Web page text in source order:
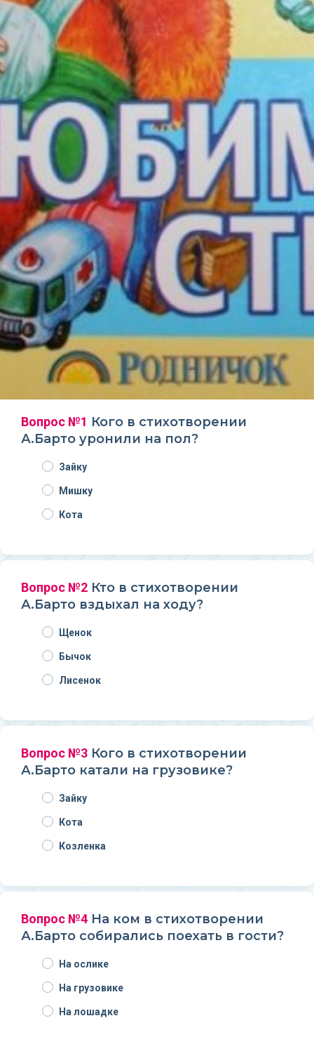
Вопрос №1 Кого в стихотворении
А.Барто уронили на пол?
Зайку
Мишку
Кота
Вопрос №2 Кто в стихотворении
А.Барто вздыхал на ходу?
Щенок
Бычок
Лисенок
Вопрос №3 Кого в стихотворении
А.Барто катали на грузовике?
Зайку
Кота
Козленка
Вопрос №4 На ком в стихотворении
А.Барто собирались поехать в гости?
На ослике
На грузовике
На лошадке